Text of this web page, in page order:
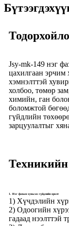
Jsy-mk-149 нэг
цахилгаан эрчим
хэмнэлттэй
холбоо, төмөр
химийн, ган
боломжтой
гүйдлийн
зарцуулалтыг
1. Нэг фазын хувьсах гүйдлийн оролт
1) Хүчдэлийн
2) Одоогийн
гадаад нээлттэй